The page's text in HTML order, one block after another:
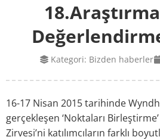
Kategori: Bizden haberler
16-17 Nisan 2015 tarihinde
gerçekleşen ‘Noktaları
Zirvesi’ni katılımcıların farklı